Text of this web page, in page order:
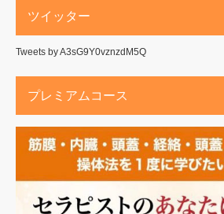
ツイッター
Tweets by A3sG9Y0vznzdM5Q
プレミアムコース